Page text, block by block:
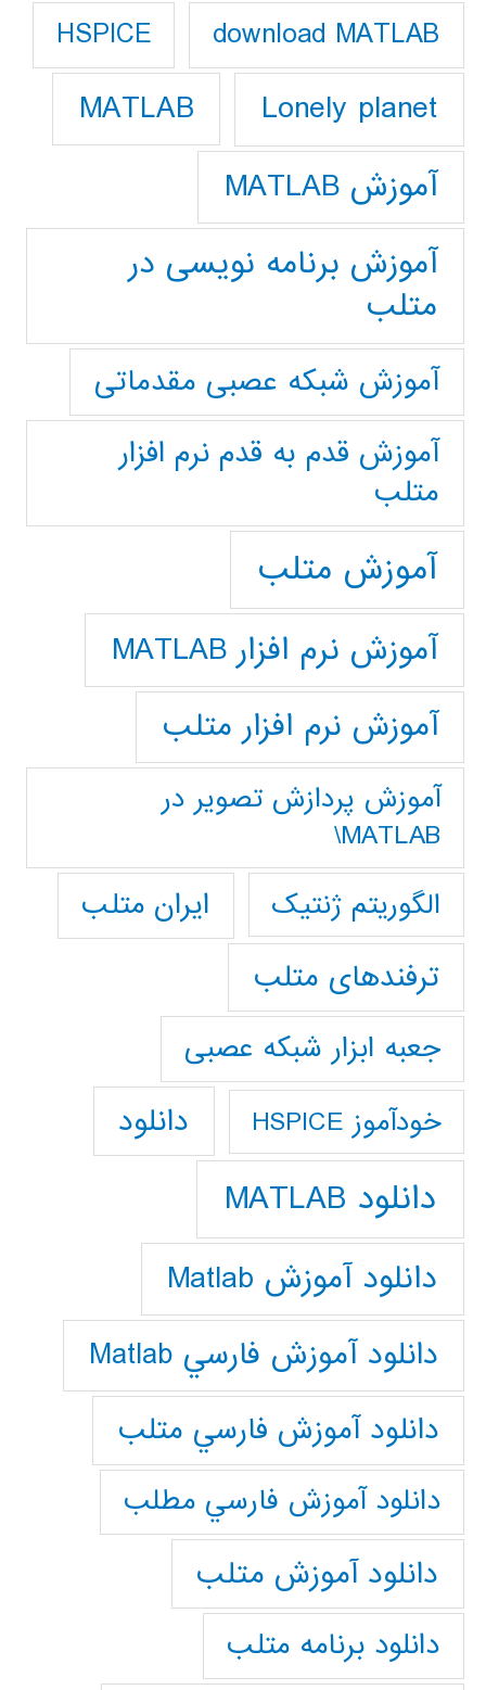
download MATLAB
HSPICE
Lonely planet
MATLAB
آموزش MATLAB
آموزش برنامه نویسی در
متلب
آموزش شبکه عصبی مقدماتی
آموزش قدم به قدم نرم افزار
متلب
آموزش متلب
آموزش نرم افزار MATLAB
آموزش نرم افزار متلب
آموزش پردازش تصوير در
MATLAB\
الگوریتم ژنتیک
ایران متلب
ترفندهای متلب
جعبه ابزار شبکه عصبی
خودآموز HSPICE دانلود
دانلود MATLAB
دانلود آموزش Matlab
دانلود آموزش فارسي Matlab
دانلود آموزش فارسي متلب
دانلود آموزش فارسي مطلب
دانلود آموزش متلب
دانلود برنامه متلب